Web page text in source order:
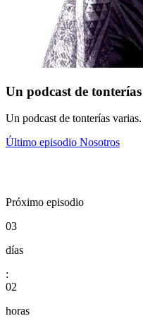
Un podcast de
Un podcast de tonterías
Último episodio Nosotros
Disfruta de un
Próximo episodio
03
días
:
02
horas